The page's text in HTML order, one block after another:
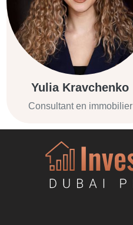
Yulia Kravchenko
Consultant en immobilier